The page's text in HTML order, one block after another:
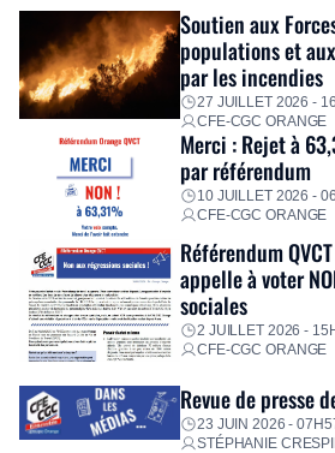
Fidèle à sa mission d’utilité sociale,
immédiatement ses équipes afin de
personnalisé, des aides financières
premières dépenses, […]
Soutien aux
populations et
par les incendies
27 JUILLET 2026 -
CFE-CGC ORANGE
Merci : Rejet à
par référendum
10 JUILLET 2026 -
CFE-CGC ORANGE
Référendum
appelle à voter
sociales
2 JUILLET 2026 -
CFE-CGC ORANGE
Revue de presse
23 JUIN 2026 -
STÉPHANIE